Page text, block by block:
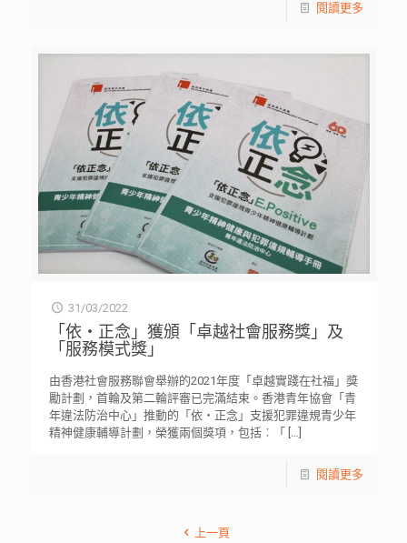
閱讀更多
31/03/2022
「依‧正念」獲頒「卓越社會服務獎」及
「服務模式獎」
由香港社會服務聯會舉辦的2021年度「卓越實踐在社福」獎
勵計劃，首輪及第二輪評審已完滿結束。香港青年協會「青
年違法防治中心」推動的「依‧正念」支援犯罪違規青少年
精神健康輔導計劃，榮獲兩個獎項，包括︰「
[…]
閱讀更多
上一頁